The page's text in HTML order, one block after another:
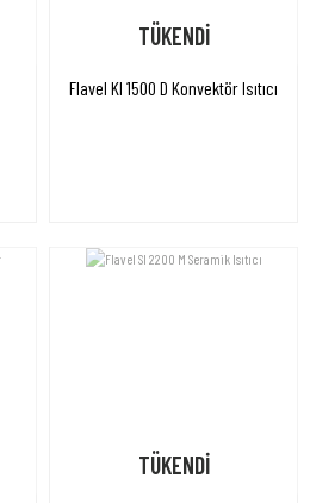
TÜKENDİ
Flavel KI 1500 D Konvektör Isıtıcı
TÜKENDİ